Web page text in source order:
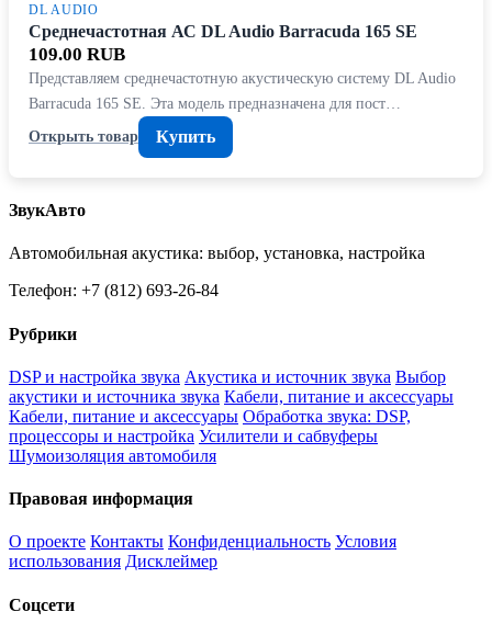
DL AUDIO
Среднечастотная АС DL Audio Barracuda 165 SE
109.00 RUB
Представляем среднечастотную акустическую систему DL Audio
Barracuda 165 SE. Эта модель предназначена для пост…
Открыть товар
Купить
ЗвукАвто
Автомобильная акустика: выбор, установка, настройка
Телефон: +7 (812) 693-26-84
Рубрики
DSP и настройка звука Акустика и источник звука Выбор
акустики и источника звука Кабели, питание и аксессуары
Кабели, питание и аксессуары Обработка звука: DSP,
процессоры и настройка Усилители и сабвуферы
Шумоизоляция автомобиля
Правовая информация
О проекте Контакты Конфиденциальность Условия
использования Дисклеймер
Соцсети